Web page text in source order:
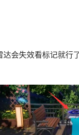
会失效看标记就